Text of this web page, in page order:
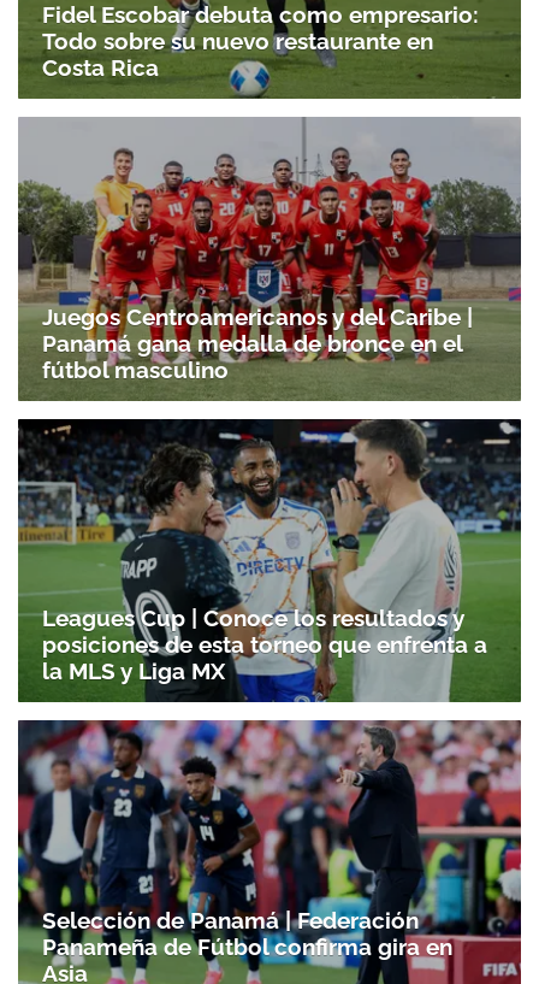
Fidel Escobar debuta como empresario:
Todo sobre su nuevo restaurante en
Costa Rica
Juegos Centroamericanos y del Caribe |
Panamá gana medalla de bronce en el
fútbol masculino
Leagues Cup | Conoce los resultados y
posiciones de esta torneo que enfrenta a
la MLS y Liga MX
Selección de Panamá | Federación
Panameña de Fútbol confirma gira en
Asia